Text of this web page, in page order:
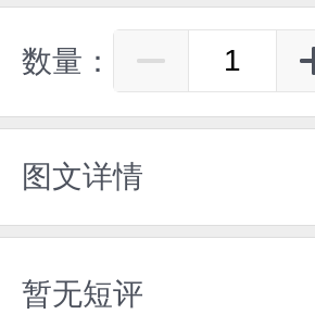
数量：
图文详情
暂无短评